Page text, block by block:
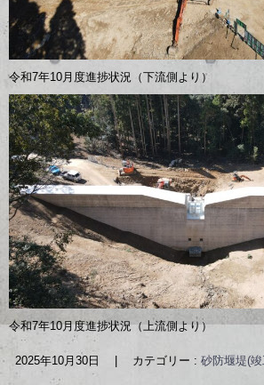
令和7年10月度進捗状況（下流側より）
令和7年10月度進捗状況（上流側より）
2025年10月30日 カテゴリー : 砂防堰堤(